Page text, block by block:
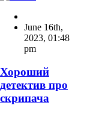
June 16th,
2023, 01:48
pm
Хороший
детектив про
скрипача